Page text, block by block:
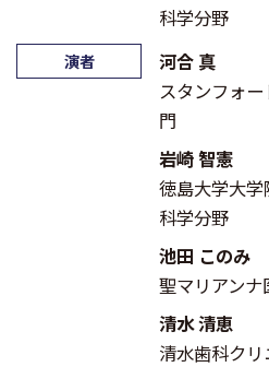
科学分野
演者
河合 真
スタンフォ
門
岩崎 智憲
徳島大学大
科学分野
池田 このみ
聖マリアンナ
清水 清恵
清水歯科クリ